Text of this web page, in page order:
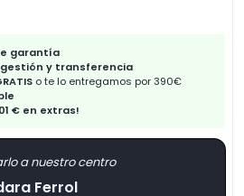
garantía
y transferencia
o te lo entregamos por 390€
€ en extras!
a nuestro centro
Ferrol